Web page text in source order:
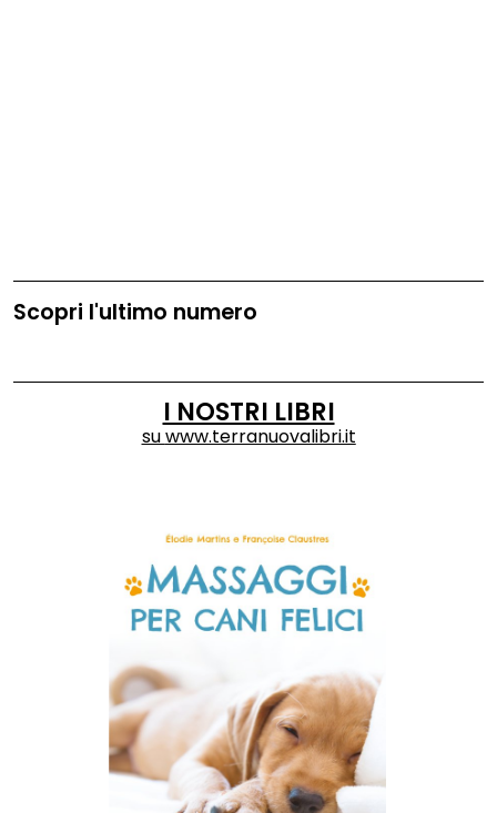
Scopri l'ultimo numero
I NOSTRI LIBRI
suwww.terranuovalibri.it